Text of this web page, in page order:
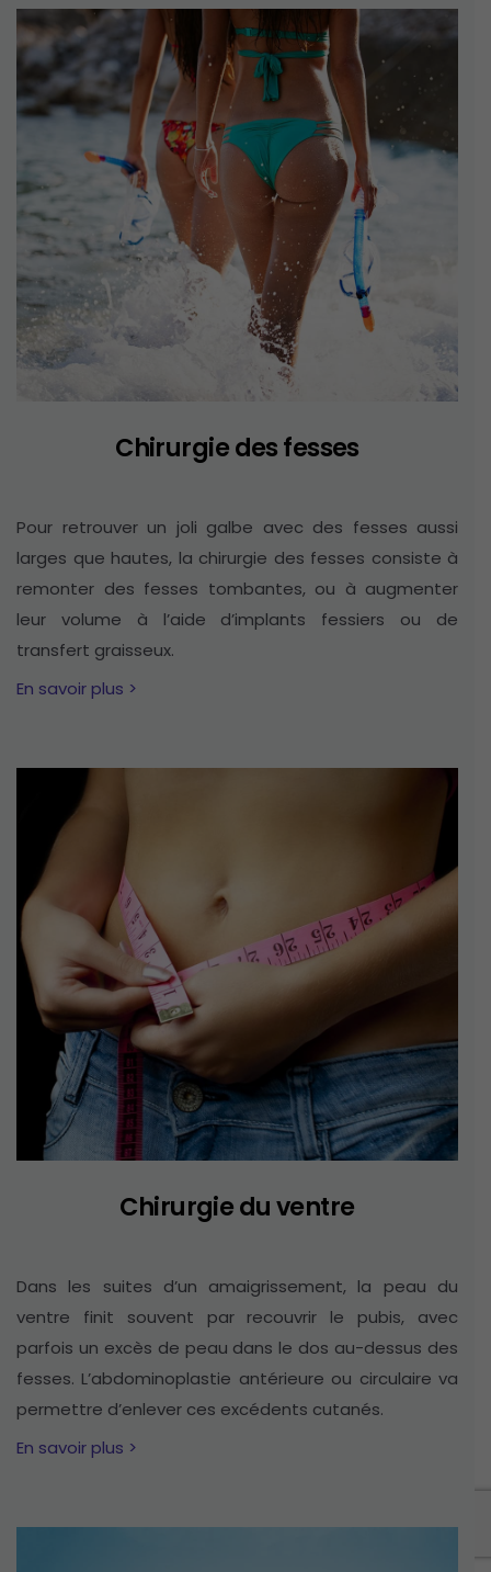
Chirurgie des fesses
Pour retrouver un joli galbe avec des fesses aussi
larges que hautes, la chirurgie des fesses consiste à
remonter des fesses tombantes, ou à augmenter
leur volume à l’aide d’implants fessiers ou de
transfert graisseux.
En savoir plus >
Chirurgie du ventre
Dans les suites d’un amaigrissement, la peau du
ventre finit souvent par recouvrir le pubis, avec
parfois un excès de peau dans le dos au-dessus des
fesses. L’abdominoplastie antérieure ou circulaire va
permettre d’enlever ces excédents cutanés.
En savoir plus >